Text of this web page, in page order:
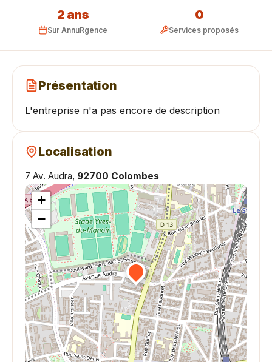
2 ans
Sur AnnuRgence
0
Services proposés
Présentation
L'entreprise n'a pas encore de description
Localisation
7 Av. Audra, 92700 Colombes
+
−